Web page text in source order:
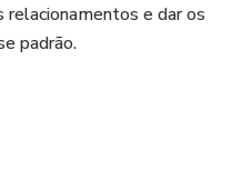
relacionamentos e dar os
padrão.